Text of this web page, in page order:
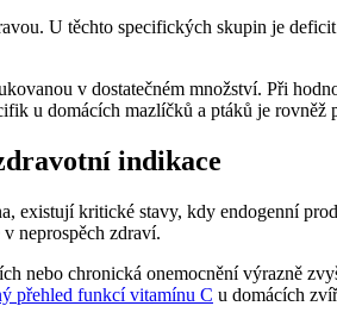
U těchto specifických skupin je
v dostatečném množství. Při
u domácích mazlíčků a ptáků je rovněž
indikace
kritické stavy, kdy endogenní
neprospěch zdraví.
nebo chronická onemocnění výrazně
přehled funkcí vitamínu C u domácích